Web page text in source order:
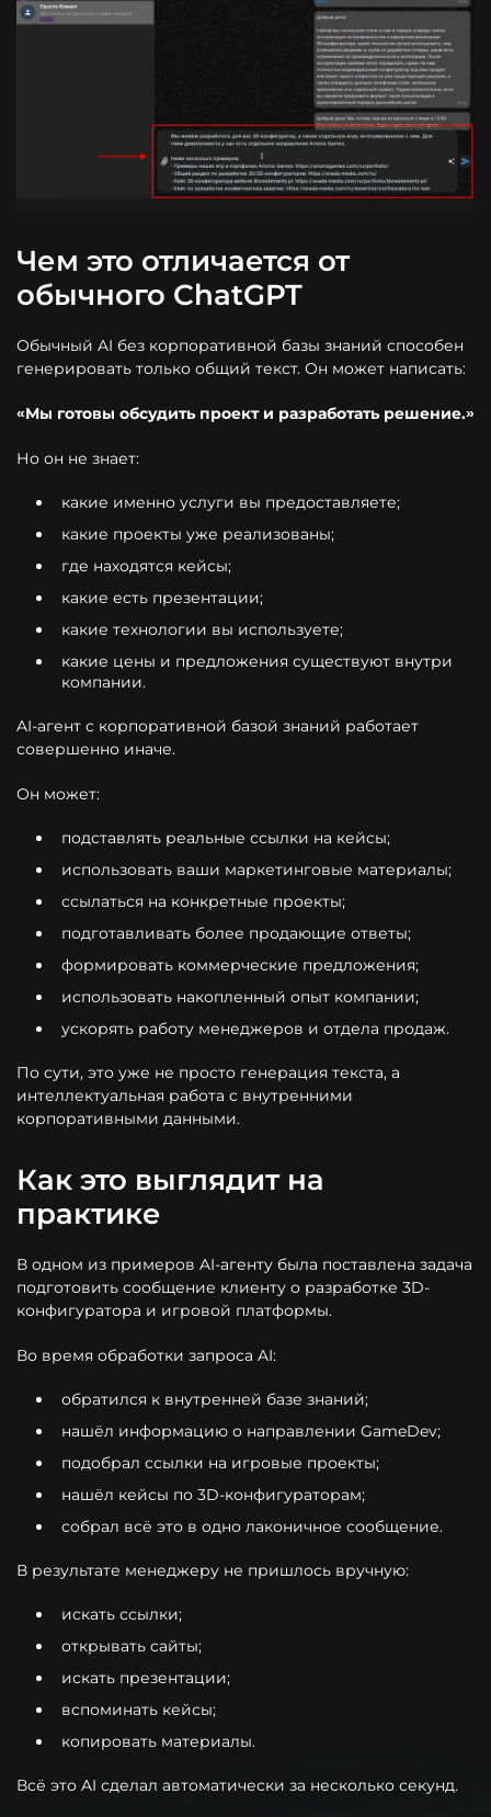
Чем это отличается от
обычного ChatGPT
Обычный AI без корпоративной базы знаний способен
генерировать только общий текст. Он может написать:
«Мы готовы обсудить проект и разработать решение.»
Но он не знает:
какие именно услуги вы предоставляете;
какие проекты уже реализованы;
где находятся кейсы;
какие есть презентации;
какие технологии вы используете;
какие цены и предложения существуют внутри
компании.
AI-агент с корпоративной базой знаний работает
совершенно иначе.
Он может:
подставлять реальные ссылки на кейсы;
использовать ваши маркетинговые материалы;
ссылаться на конкретные проекты;
подготавливать более продающие ответы;
формировать коммерческие предложения;
использовать накопленный опыт компании;
ускорять работу менеджеров и отдела продаж.
По сути, это уже не просто генерация текста, а
интеллектуальная работа с внутренними
корпоративными данными.
Как это выглядит на
практике
В одном из примеров AI-агенту была поставлена задача
подготовить сообщение клиенту о разработке 3D-
конфигуратора и игровой платформы.
Во время обработки запроса AI:
обратился к внутренней базе знаний;
нашёл информацию о направлении GameDev;
подобрал ссылки на игровые проекты;
нашёл кейсы по 3D-конфигураторам;
собрал всё это в одно лаконичное сообщение.
В результате менеджеру не пришлось вручную:
искать ссылки;
открывать сайты;
искать презентации;
вспоминать кейсы;
копировать материалы.
Всё это AI сделал автоматически за несколько секунд.